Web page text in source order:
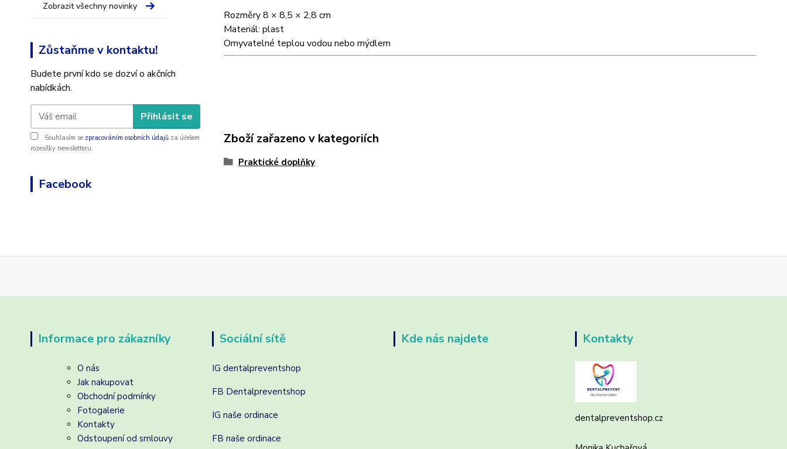
Zobrazit všechny novinky
Zůstaňme v kontaktu!
Budete první kdo se dozví o akčních
nabídkách.
Přihlásit se
Souhlasím se zpracováním osobních údajů za účelem
rozesílky newsletteru.
Facebook
Rozměry 8 × 8,5 × 2,8 cm
Materiál: plast
Omyvatelné teplou vodou nebo mýdlem
Zboží zařazeno v kategoriích
Praktické doplňky
Informace pro zákazníky
O nás
Jak nakupovat
Obchodní podmínky
Fotogalerie
Kontakty
Odstoupení od smlouvy
Sociální sítě
IG dentalpreventshop
FB Dentalpreventshop
IG naše ordinace
FB naše ordinace
Kde nás najdete Kontakty
dentalpreventshop.cz